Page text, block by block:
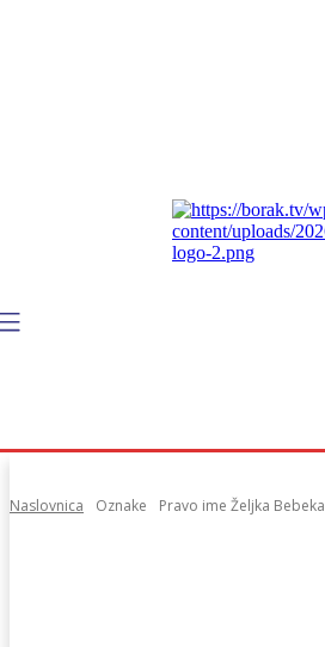
Naslovnica Oznake Pravo ime Željka Bebeka